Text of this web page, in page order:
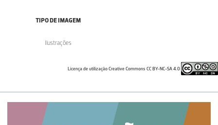
TIPO DE IMAGEM
Ilustrações
Licença de utilização Creative Commons CC BY-NC-SA 4.0